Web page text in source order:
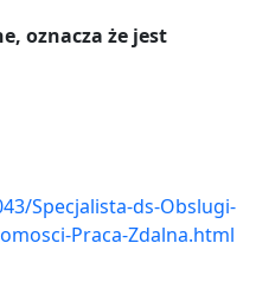
oznacza że jest
Specjalista-ds-Obslugi-
Praca-Zdalna.html